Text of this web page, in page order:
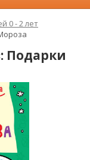
0 - 2 лет
Подарки